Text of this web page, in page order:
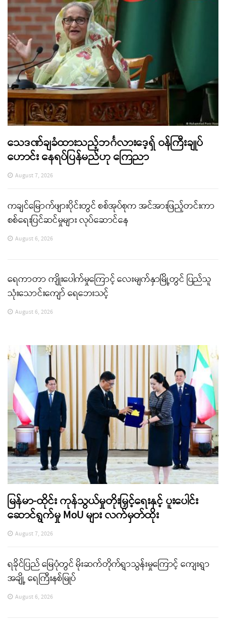
သေဒဏ်ချခံထားသည့်ဘင်္ဂလားဒေ့ရှ် ဝန်ကြီးချုပ်
ဟောင်း နေရပ်ပြန်မည်ဟု ကြေညာ
August 7, 2026
ကချင်မြောက်ဖျားပိုင်းတွင် စစ်အုပ်စုက အင်အားဖြည့်တင်းကာ
စစ်ရေးပြင်ဆင်မှုများ လုပ်ဆောင်နေ
August 6, 2026
ရေကာတာ ကျိုးပေါက်မှုကြောင့် လေးမျက်နှာမြို့တွင် ပြည်သူ
သုံးသောင်းကျော် ရေဘေးသင့်
August 6, 2026
မြန်မာ-ထိုင်း ကုန်သွယ်မှုတိုးမြှင့်ရေးနှင့် ပူးပေါင်း
ဆောင်ရွက်မှု MoU များ လက်မှတ်ထိုး
August 7, 2026
ရခိုင်ပြည် မြေပုံတွင် မိုးဆက်တိုက်ရွာသွန်းမှုကြောင့် ကျေးရွာ
အချို့ ရေကြီးနစ်မြုပ်
August 6, 2026